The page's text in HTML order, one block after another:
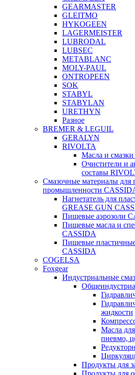
GEARMASTER
GLEITMO
HYKOGEEN
LAGERMEISTER
LUBRODAL
LUBSEC
METABLANC
MOLY-PAUL
ONTROPEEN
SOK
STABYL
STABYLAN
URETHYN
Разное
BREMER & LEGUIL
GERALYN
RIVOLTA
Масла и
Очистители и
составы
Смазочные материалы для
промышленности
Нагнетатель для
GREASE GUN
Пищевые аэрозоли
Пищевые масла и
CASSIDA
Пищевые
CASSIDA
COGELSA
Foxgear
Индустриальные
жидкости
Масла
пневмо,
Продукты для
Продукты для